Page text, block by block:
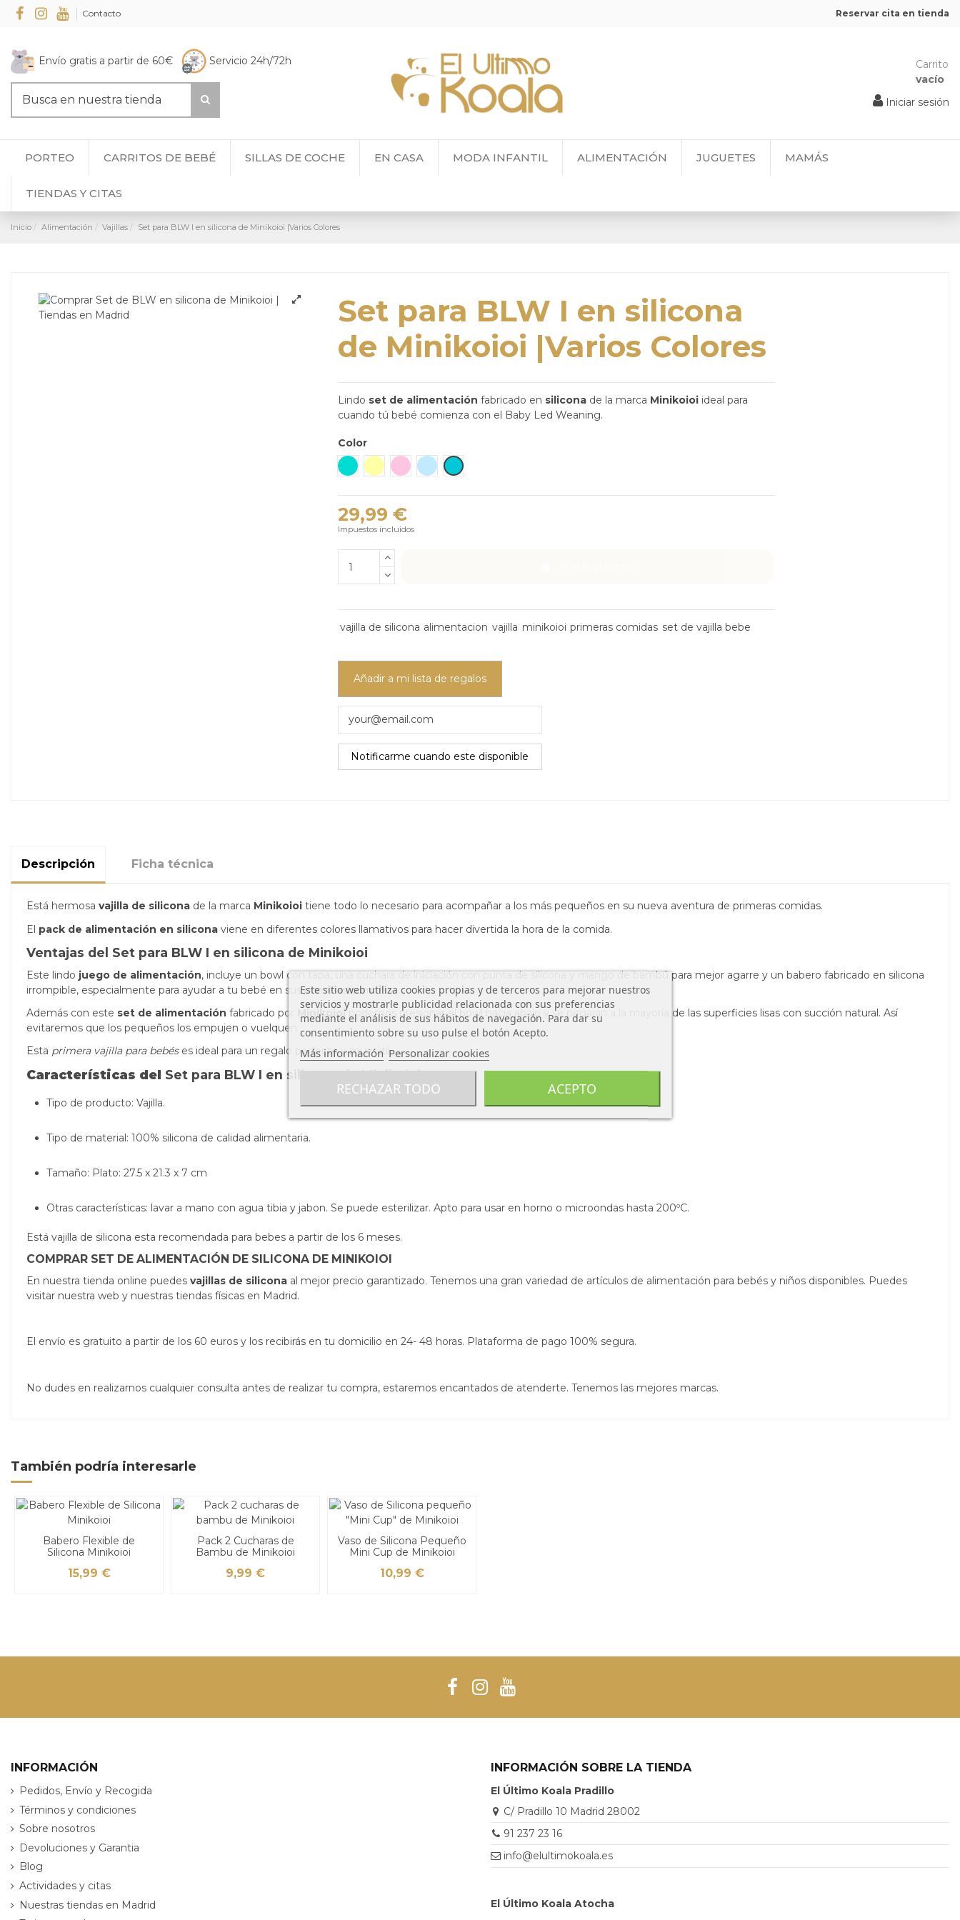
Contacto Reservar cita en tienda
Envío gratis a partir de 60€ Servicio 24h/72h
Carrito
vacío
Iniciar sesión
PORTEO CARRITOS DE BEBÉ SILLAS DE COCHE EN CASA MODA INFANTIL ALIMENTACIÓN JUGUETES MAMÁS
TIENDAS Y CITAS
Inicio Alimentación Vajillas Set para BLW I en silicona de Minikoioi |Varios Colores
Set para BLW I en silicona
de Minikoioi |Varios Colores
Lindo set de alimentación fabricado en silicona de la marca Minikoioiideal para
cuando tú bebé comienza con el Baby Led Weaning.
Color
Verde marAmarilloRosa Azul ClaroVerde Mauricio
29,99 €
Impuestos incluidos
vajilla de silicona alimentacion vajilla minikoioi primeras comidas set de vajilla bebe
Añadir a mi lista de regalos
Descripción Ficha técnica
Está hermosa vajilla de silicona de la marca Minikoioi tiene todo lo necesario para acompañar a los más pequeños en su nueva aventura de primeras comidas.
El pack de alimentación en silicona viene en diferentes colores llamativos para hacer divertida la hora de la comida.
Ventajas del Set para BLW I en silicona de Minikoioi
Este lindo juego de alimentación, incluye un bowl con tapa, una cuchara de iniciación con punta de silicona y mango de bambú para mejor agarre y un babero fabricado en silicona
irrompible, especialmente para ayudar a tu bebé en sus primeras comidas.
Además con este set de alimentación fabricado por Minikoioi podemos presionar el bowl hacia abajo y se pegarán a la mayoría de las superficies lisas con succión natural. Así
evitaremos que los pequeños los empujen o vuelquen.
Esta primera vajilla para bebéses ideal para un regalo perfecto y muy útil.
Características del Set para BLW I en silicona de Minikoioi
Tipo de producto: Vajilla.
Tipo de material: 100% silicona de calidad alimentaria.
Tamaño: Plato: 27.5 x 21.3 x 7 cm
Otras características: lavar a mano con agua tibia y jabon. Se puede esterilizar. Apto para usar en horno o microondas hasta 200ºC.
Está vajilla de silicona esta recomendada para bebes a partir de los 6 meses.
COMPRAR SET DE ALIMENTACIÓN DE SILICONA DE MINIKOIOI
En nuestra tienda online puedes vajillas de silicona al mejor precio garantizado. Tenemos una gran variedad de artículos de alimentación para bebés y niños disponibles. Puedes
visitar nuestra web y nuestras tiendas físicas en Madrid.
El envío es gratuito a partir de los 60 euros y los recibirás en tu domicilio en 24- 48 horas. Plataforma de pago 100% segura.
No dudes en realizarnos cualquier consulta antes de realizar tu compra, estaremos encantados de atenderte. Tenemos las mejores marcas.
También podría interesarle
Babero Flexible de
Silicona Minikoioi
15,99 €
Pack 2 Cucharas de
Bambu de Minikoioi
9,99 €
Vaso de Silicona Pequeño
Mini Cup de Minikoioi
10,99 €
INFORMACIÓN
Pedidos, Envío y Recogida
Términos y condiciones
Sobre nosotros
Devoluciones y Garantia
Blog
Actividades y citas
Nuestras tiendas en Madrid
INFORMACIÓN SOBRE LA TIENDA
El Último Koala Pradillo
C/ Pradillo 10 Madrid 28002
91 237 23 16
info@elultimokoala.es
El Último Koala Atocha
Este sitio web utiliza cookies propias y de terceros para mejorar nuestros
servicios y mostrarle publicidad relacionada con sus preferencias
mediante el análisis de sus hábitos de navegación. Para dar su
consentimiento sobre su uso pulse el botón Acepto.
Más información Personalizar cookies
RECHAZAR TODO ACEPTO